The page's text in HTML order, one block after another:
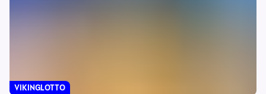
VIKINGLOTTO